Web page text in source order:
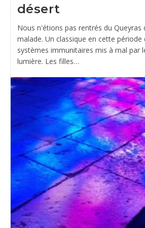
désert
Nous n'étions pas rentrés du Queyras
malade. Un classique en cette période
systèmes immunitaires mis à mal par
lumière. Les filles…